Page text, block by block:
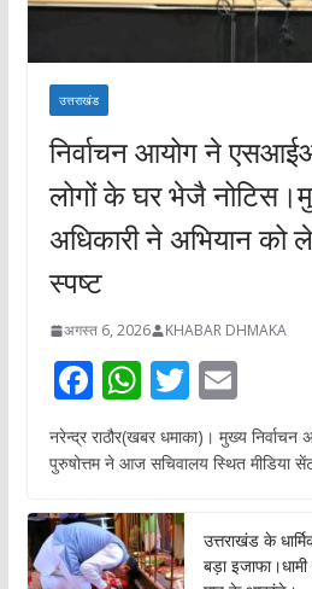
उत्तराखंड
निर्वाचन आयोग ने
लोगों के घर भेजै
अधिकारी ने अभियान को
स्पष्ट
अगस्त 6, 2026 KHABAR DHMAKA
F
ac
e
o
o
W
h
at
A
p
T
w
itt
E
m
ai
नरेन्द्र राठौर(खबर धमाका)। मुख्य निर्वाचन
पुरुषोत्तम ने आज सचिवालय स्थित मीडिया
उत्तराखंड के
बड़ा